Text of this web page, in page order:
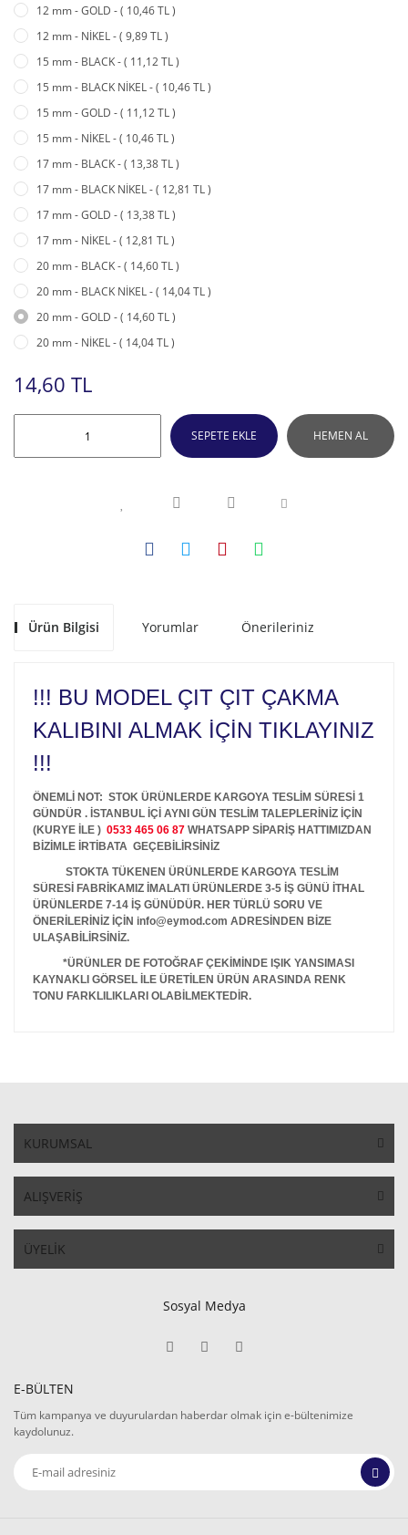
12 mm - GOLD - ( 10,46 TL )
12 mm - NİKEL - ( 9,89 TL )
15 mm - BLACK - ( 11,12 TL )
15 mm - BLACK NİKEL - ( 10,46 TL )
15 mm - GOLD - ( 11,12 TL )
15 mm - NİKEL - ( 10,46 TL )
17 mm - BLACK - ( 13,38 TL )
17 mm - BLACK NİKEL - ( 12,81 TL )
17 mm - GOLD - ( 13,38 TL )
17 mm - NİKEL - ( 12,81 TL )
20 mm - BLACK - ( 14,60 TL )
20 mm - BLACK NİKEL - ( 14,04 TL )
20 mm - GOLD - ( 14,60 TL )
20 mm - NİKEL - ( 14,04 TL )
14,60 TL
SEPETE EKLE HEMEN AL
Ürün Bilgisi Yorumlar Önerileriniz
!!! BU MODEL ÇIT ÇIT ÇAKMA
KALIBINI ALMAK İÇİN TIKLAYINIZ
!!!
ÖNEMLİ NOT: STOK ÜRÜNLERDE KARGOYA TESLİM SÜRESİ 1
GÜNDÜR . İSTANBUL İÇİ AYNI GÜN TESLİM TALEPLERİNİZ İÇİN
(KURYE İLE ) 0533 465 06 87 WHATSAPP SİPARİŞ HATTIMIZDAN
BİZİMLE İRTİBATA GEÇEBİLİRSİNİZ
STOKTA TÜKENEN ÜRÜNLERDE KARGOYA TESLİM
SÜRESİ FABRİKAMIZ İMALATI ÜRÜNLERDE 3-5 İŞ GÜNÜ İTHAL
ÜRÜNLERDE 7-14 İŞ GÜNÜDÜR. HER TÜRLÜ SORU VE
ÖNERİLERİNİZ İÇİN info@eymod.com ADRESİNDEN BİZE
ULAŞABİLİRSİNİZ.
*ÜRÜNLER DE FOTOĞRAF ÇEKİMİNDE IŞIK YANSIMASI
KAYNAKLI GÖRSEL İLE ÜRETİLEN ÜRÜN ARASINDA RENK
TONU FARKLILIKLARI OLABİLMEKTEDİR.
KURUMSAL
ALIŞVERİŞ
ÜYELİK
Sosyal Medya
E-BÜLTEN
Tüm kampanya ve duyurulardan haberdar olmak için e-bültenimize
kaydolunuz.